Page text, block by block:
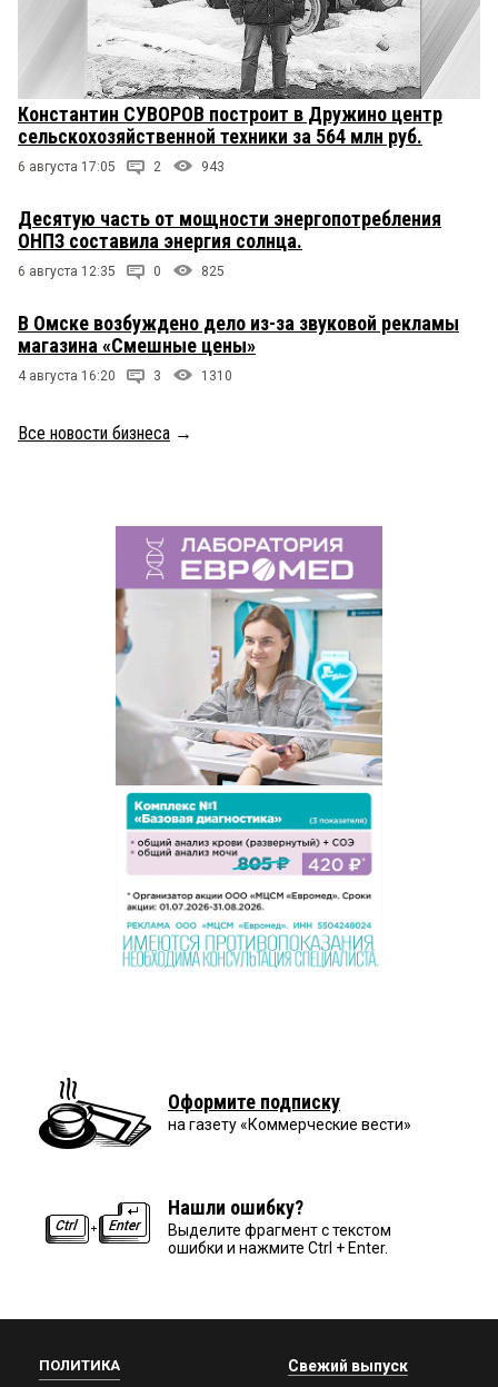
Константин СУВОРОВ построит в Дружино центр
сельскохозяйственной техники за 564 млн руб.
6 августа 17:05 2 943
Десятую часть от мощности энергопотребления
ОНПЗ составила энергия солнца.
6 августа 12:35 0 825
В Омске возбуждено дело из-за звуковой рекламы
магазина «Смешные цены»
4 августа 16:20 3 1310
Все новости бизнеса →
Оформите подписку
на газету «Коммерческие вести»
Нашли ошибку?
Выделите фрагмент с текстом
ошибки и нажмите Ctrl + Enter.
ПОЛИТИКА Свежий выпуск